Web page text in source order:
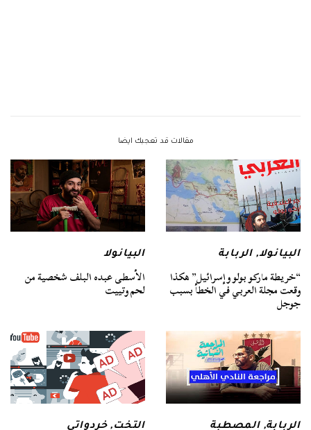
مقالات قد تعجبك ايضا
البيانولا,الربابة
“خريطة ماركو بولو وإسرائيل” هكذا
وقعت مجلة العربي في الخطأ بسبب
جوجل
البيانولا
الأسطى عبده البلف شخصية من
لحم وتييت
الربابة,المصطبة التخت,خردواتي